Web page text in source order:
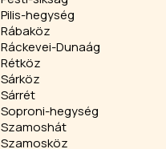
Pilis-hegység
Rábaköz
Ráckevei-Dunaág
Rétköz
Sárköz
Sárrét
Soproni-hegység
Szamoshát
Szamosköz